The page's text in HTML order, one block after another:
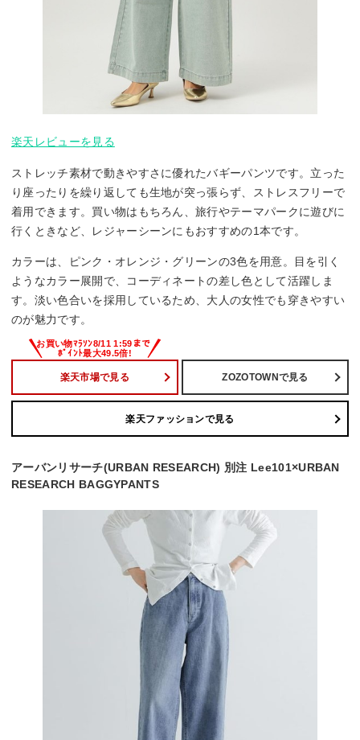
楽天レビューを見る
ストレッチ素材で動きやすさに優れたバギーパンツです。立った
り座ったりを繰り返しても生地が突っ張らず、ストレスフリーで
着用できます。買い物はもちろん、旅行やテーマパークに遊びに
行くときなど、レジャーシーンにもおすすめの1本です。
カラーは、ピンク・オレンジ・グリーンの3色を用意。目を引く
ようなカラー展開で、コーディネートの差し色として活躍しま
す。淡い色合いを採用しているため、大人の女性でも穿きやすい
のが魅力です。
楽天市場で見る ZOZOTOWNで見る
楽天ファッションで見る
アーバンリサーチ(URBAN RESEARCH) 別注 Lee101×URBAN
RESEARCH BAGGYPANTS